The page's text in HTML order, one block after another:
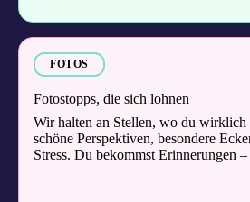
FOTOS
Fotostopps, die sich lohnen
Wir halten an Stellen, wo du wirklich
schöne Perspektiven, besondere
Stress. Du bekommst Erinnerungen